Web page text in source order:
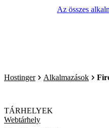
Az összes
Hostinger Alkalmazások
TÁRHELYEK
Webtárhely